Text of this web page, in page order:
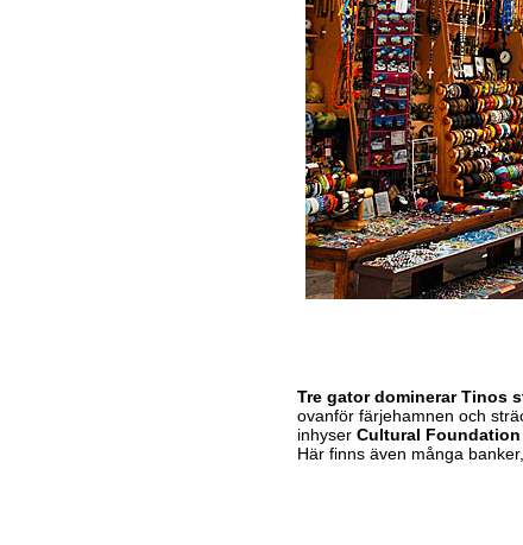
Tre gator dominerar Tinos
ovanför färjehamnen och
inhyser Cultural
Här finns även många